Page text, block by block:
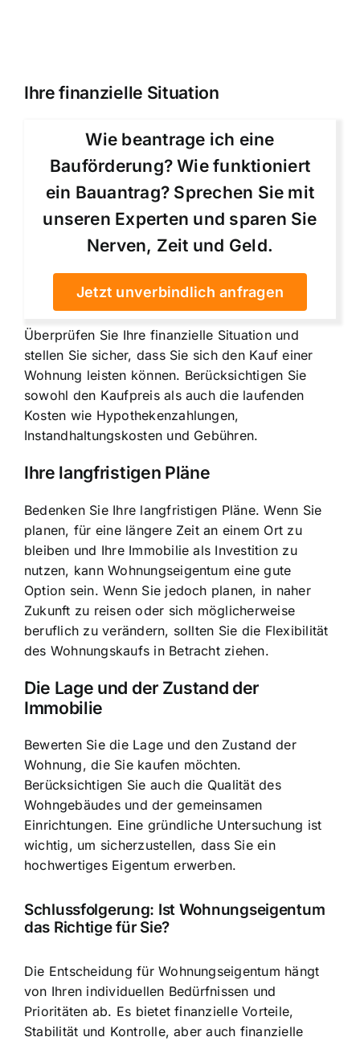
Ihre finanzielle Situation
Wie beantrage ich eine
Bauförderung? Wie funktioniert
ein Bauantrag? Sprechen Sie mit
unseren Experten und sparen Sie
Nerven, Zeit und Geld.
Jetzt unverbindlich anfragen
Überprüfen Sie Ihre finanzielle Situation und
stellen Sie sicher, dass Sie sich den Kauf einer
Wohnung leisten können. Berücksichtigen Sie
sowohl den Kaufpreis als auch die laufenden
Kosten wie Hypothekenzahlungen,
Instandhaltungskosten und Gebühren.
Ihre langfristigen Pläne
Bedenken Sie Ihre langfristigen Pläne. Wenn Sie
planen, für eine längere Zeit an einem Ort zu
bleiben und Ihre Immobilie als Investition zu
nutzen, kann Wohnungseigentum eine gute
Option sein. Wenn Sie jedoch planen, in naher
Zukunft zu reisen oder sich möglicherweise
beruflich zu verändern, sollten Sie die Flexibilität
des Wohnungskaufs in Betracht ziehen.
Die Lage und der Zustand der
Immobilie
Bewerten Sie die Lage und den Zustand der
Wohnung, die Sie kaufen möchten.
Berücksichtigen Sie auch die Qualität des
Wohngebäudes und der gemeinsamen
Einrichtungen. Eine gründliche Untersuchung ist
wichtig, um sicherzustellen, dass Sie ein
hochwertiges Eigentum erwerben.
Schlussfolgerung: Ist Wohnungseigentum
das Richtige für Sie?
Die Entscheidung für Wohnungseigentum hängt
von Ihren individuellen Bedürfnissen und
Prioritäten ab. Es bietet finanzielle Vorteile,
Stabilität und Kontrolle, aber auch finanzielle